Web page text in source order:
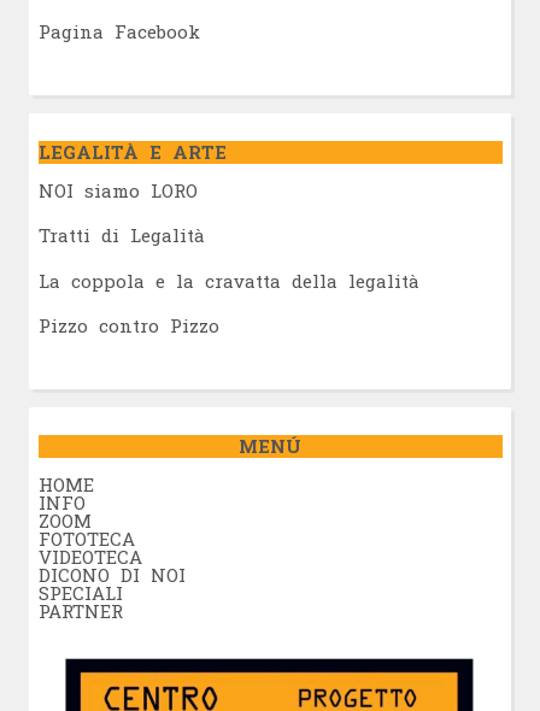
Pagina Facebook
LEGALITÀ E ARTE
NOI siamo LORO
Tratti di Legalità
La coppola e la cravatta della legalità
Pizzo contro Pizzo
MENÚ
HOME
INFO
ZOOM
FOTOTECA
VIDEOTECA
DICONO DI NOI
SPECIALI
PARTNER